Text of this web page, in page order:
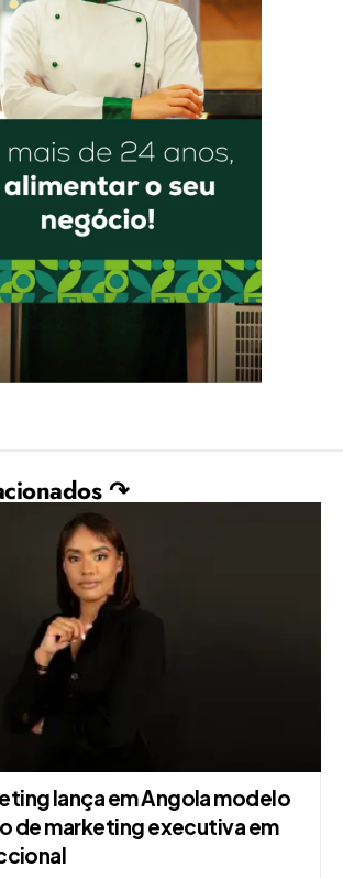
↷
lança em Angola modelo
de marketing executiva em